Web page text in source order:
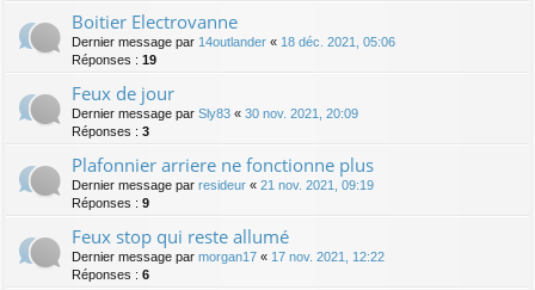
Boitier Electrovanne
Dernier message par 14outlander « 18 déc. 2021, 05:06
Réponses : 19
Feux de jour
Dernier message par Sly83 « 30 nov. 2021, 20:09
Réponses : 3
Plafonnier arriere ne fonctionne plus
Dernier message par resideur « 21 nov. 2021, 09:19
Réponses : 9
Feux stop qui reste allumé
Dernier message par morgan17 « 17 nov. 2021, 12:22
Réponses : 6